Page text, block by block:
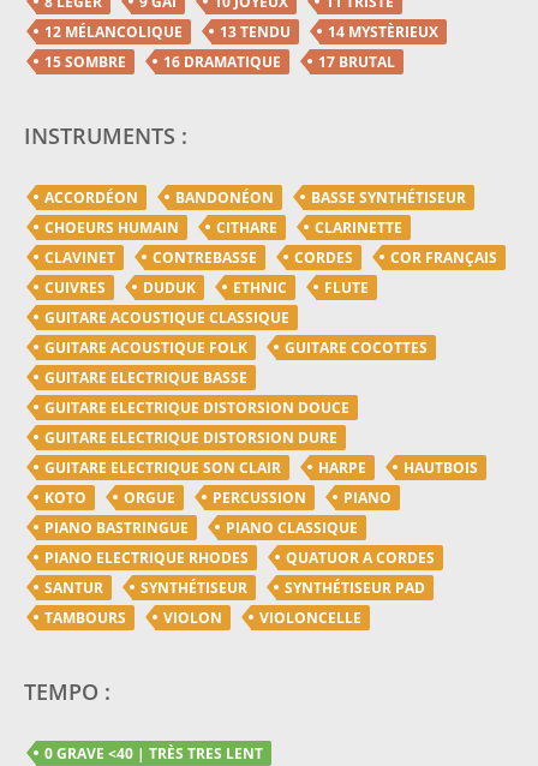
12 MÉLANCOLIQUE
13 TENDU
14 MYSTÈRIEUX
15 SOMBRE
16 DRAMATIQUE 17 BRUTAL
INSTRUMENTS :
ACCORDÉON BANDONÉON
BASSE SYNTHÉTISEUR
CHOEURS HUMAIN
CITHARE
CLARINETTE
CLAVINET
CONTREBASSE CORDES
COR FRANÇAIS
CUIVRES
DUDUK ETHNIC
FLUTE
GUITARE ACOUSTIQUE CLASSIQUE
GUITARE ACOUSTIQUE FOLK
GUITARE COCOTTES
GUITARE ELECTRIQUE BASSE
GUITARE ELECTRIQUE DISTORSION DOUCE
GUITARE ELECTRIQUE DISTORSION DURE
GUITARE ELECTRIQUE SON CLAIR
HARPE
HAUTBOIS
KOTO
ORGUE PERCUSSION
PIANO
PIANO BASTRINGUE
PIANO CLASSIQUE
PIANO ELECTRIQUE RHODES
QUATUOR A CORDES
SANTUR
SYNTHÉTISEUR
SYNTHÉTISEUR PAD
TAMBOURS
VIOLON VIOLONCELLE
TEMPO :
0 GRAVE <40 | TRÈS TRES LENT